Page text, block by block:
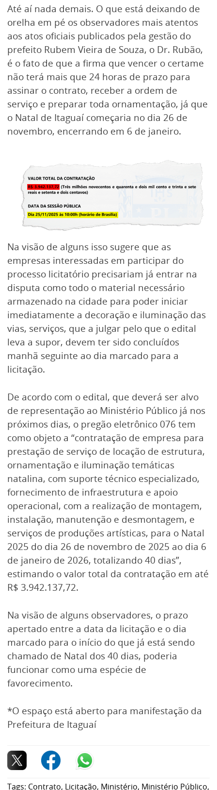
Até aí nada demais. O que está deixando de
orelha em pé os observadores mais atentos
aos atos oficiais publicados pela gestão do
prefeito Rubem Vieira de Souza, o Dr. Rubão,
é o fato de que a firma que vencer o certame
não terá mais que 24 horas de prazo para
assinar o contrato, receber a ordem de
serviço e preparar toda ornamentação, já que
o Natal de Itaguaí começaria no dia 26 de
novembro, encerrando em 6 de janeiro.
Na visão de alguns isso sugere que as
empresas interessadas em participar do
processo licitatório precisariam já entrar na
disputa como todo o material necessário
armazenado na cidade para poder iniciar
imediatamente a decoração e iluminação das
vias, serviços, que a julgar pelo que o edital
leva a supor, devem ter sido concluídos
manhã seguinte ao dia marcado para a
licitação.
De acordo com o edital, que deverá ser alvo
de representação ao Ministério Público já nos
próximos dias, o pregão eletrônico 076 tem
como objeto a “contratação de empresa para
prestação de serviço de locação de estrutura,
ornamentação e iluminação temáticas
natalina, com suporte técnico especializado,
fornecimento de infraestrutura e apoio
operacional, com a realização de montagem,
instalação, manutenção e desmontagem, e
serviços de produções artísticas, para o Natal
2025 do dia 26 de novembro de 2025 ao dia 6
de janeiro de 2026, totalizando 40 dias”,
estimando o valor total da contratação em até
R$ 3.942.137,72.
Na visão de alguns observadores, o prazo
apertado entre a data da licitação e o dia
marcado para o início do que já está sendo
chamado de Natal dos 40 dias, poderia
funcionar como uma espécie de
favorecimento.
*O espaço está aberto para manifestação da
Prefeitura de Itaguaí
Tags: Contrato, Licitação, Ministério, Ministério Público,